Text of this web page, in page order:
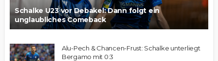
Schalke U23 vor Debakel: Dann folgt ein
unglaubliches Comeback
Alu-Pech & Chancen-Frust: Schalke unterliegt
Bergamo mit 0:3